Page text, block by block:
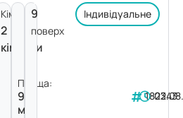
Кімнат:
2
кімнати
Площа:
98
м²
9
поверх
Індивідуальне
182243